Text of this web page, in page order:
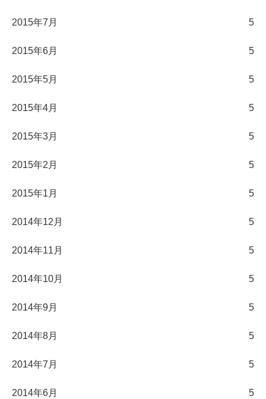
2015年7月 5
2015年6月 5
2015年5月 5
2015年4月 5
2015年3月 5
2015年2月 5
2015年1月 5
2014年12月 5
2014年11月 5
2014年10月 5
2014年9月 5
2014年8月 5
2014年7月 5
2014年6月 5